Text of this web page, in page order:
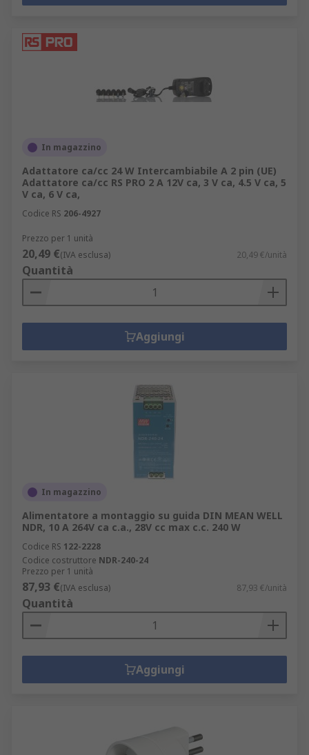
In magazzino
Adattatore ca/cc 24 W Intercambiabile A 2 pin (UE)
Adattatore ca/cc RS PRO 2 A 12V ca, 3 V ca, 4.5 V ca, 5
V ca, 6 V ca,
Codice RS 206-4927
Prezzo per 1 unità
20,49 €(IVA esclusa) 20,49 €/unità
Quantità
Aggiungi
In magazzino
Alimentatore a montaggio su guida DIN MEAN WELL
NDR, 10 A 264V ca c.a., 28V cc max c.c. 240 W
Codice RS 122-2228
Codice costruttore NDR-240-24
Prezzo per 1 unità
87,93 €(IVA esclusa) 87,93 €/unità
Quantità
Aggiungi